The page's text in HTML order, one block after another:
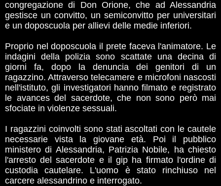
congregazione di Don Orione, che ad Alessandria
gestisce un convitto, un semiconvitto per universitari
e un doposcuola per allievi delle medie inferiori.
Proprio nel doposcuola il prete faceva l'animatore. Le
indagini della polizia sono scattate una decina di
giorni fa, dopo la denuncia dei genitori di un
ragazzino. Attraverso telecamere e microfoni nascosti
nell'istituto, gli investigatori hanno filmato e registrato
le avances del sacerdote, che non sono però mai
sfociate in violenze sessuali.
I ragazzini coinvolti sono stati ascoltati con le cautele
necessarie vista la giovane età. Poi il pubblico
ministero di Alessandria, Patrizia Nobile, ha chiesto
l'arresto del sacerdote e il gip ha firmato l'ordine di
custodia cautelare. L'uomo è stato rinchiuso nel
carcere alessandrino e interrogato.